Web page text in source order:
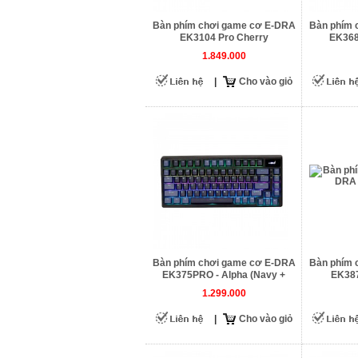
Bàn phím chơi game cơ E-DRA
EK3104 Pro Cherry
1.849.000
Cho vào giỏ
Bàn phím
Bàn phím chơi game cơ E-DRA
EK375PRO - Alpha (Navy +
Blue)
1.299.000
Cho vào giỏ
Bàn phím